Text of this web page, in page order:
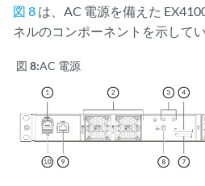
図 8 は、AC 電源を備えた
ネルのコンポーネントを示してい
図 8:AC 電源